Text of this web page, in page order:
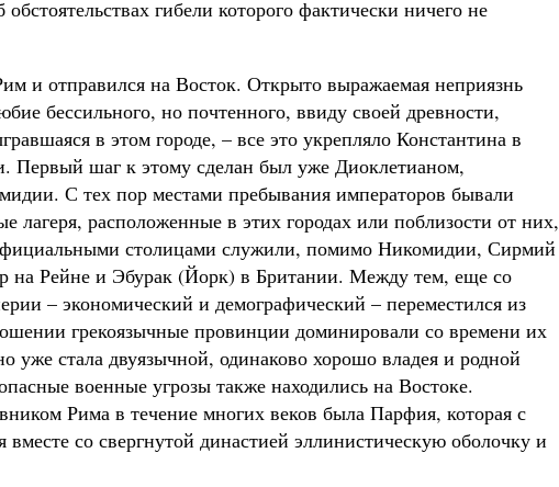
гибели которого фактически ничего не
и отправился на Восток. Открыто выражаемая неприязнь
бессильного, но почтенного, ввиду своей древности,
в этом городе, – все это укрепляло Константина в
Первый шаг к этому сделан был уже Диоклетианом,
С тех пор местами пребывания императоров бывали
лагеря, расположенные в этих городах или поблизости от них,
столицами служили, помимо Никомидии, Сирмий
на Рейне и Эбурак (Йорк) в Британии. Между тем, еще со
– экономический и демографический – переместился из
грекоязычные провинции доминировали со времени их
уже стала двуязычной, одинаково хорошо владея и родной
военные угрозы также находились на Востоке.
Рима в течение многих веков была Парфия, которая с
со свергнутой династией эллинистическую оболочку и